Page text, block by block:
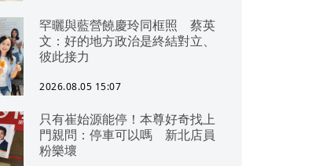
罕曬與藍營饒慶玲同框照 蔡英
文：好的地方政治是終結對立、
彼此接力
2026.08.05 15:07
只有崔始源能停！本尊好奇找上
門親問：停車可以嗎 新北店員
粉樂壞